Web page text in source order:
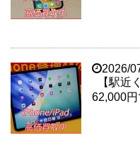
2026/
【駅近
62,000円